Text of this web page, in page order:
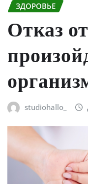
ЗДОРОВЬЕ
Отказ
studiohallo_